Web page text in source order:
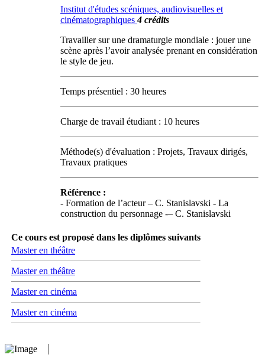
Institut d'études scéniques, audiovisuelles et
cinématographiques4 crédits
Travailler sur une dramaturgie mondiale : jouer une
scène après l’avoir analysée prenant en considération
le style de jeu.
Temps présentiel : 30 heures
Charge de travail étudiant : 10 heures
Méthode(s) d'évaluation : Projets, Travaux dirigés,
Travaux pratiques
Référence :
- Formation de l’acteur – C. Stanislavski - La
construction du personnage -– C. Stanislavski
Ce cours est proposé dans les diplômes suivants
Master en théâtre
Master en théâtre
Master en cinéma
Master en cinéma